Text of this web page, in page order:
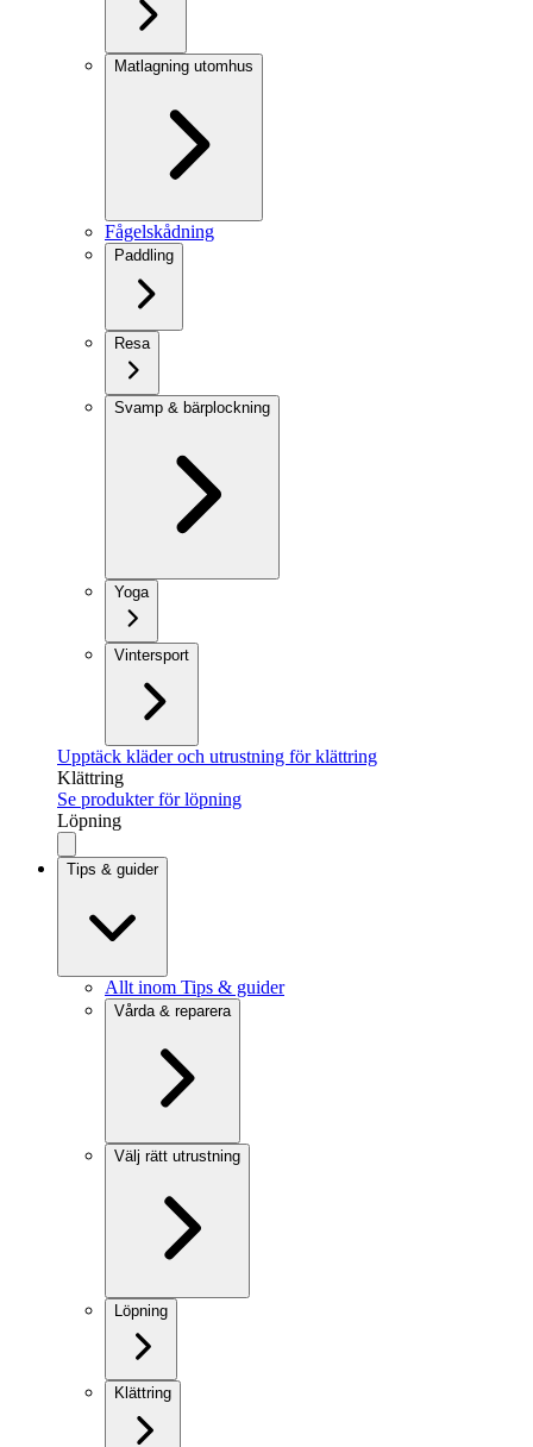
Matlagning utomhus
Fågelskådning
Paddling
Resa
Svamp & bärplockning
Yoga
Vintersport
Upptäck kläder och utrustning för klättring
Klättring
Se produkter för löpning
Löpning
Tips & guider
Allt inom Tips & guider
Vårda & reparera
Välj rätt utrustning
Löpning
Klättring